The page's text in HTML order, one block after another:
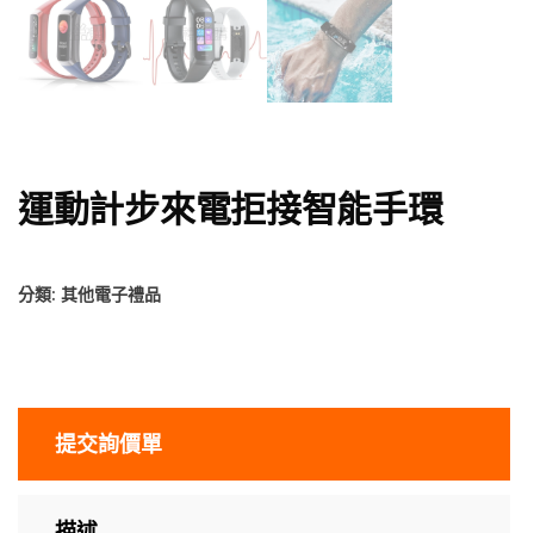
運動計步來電拒接智能手環
分類: 其他電子禮品
提交詢價單